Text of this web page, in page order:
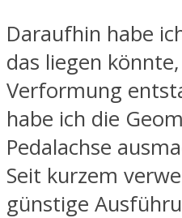
Daraufhin habe
das liegen
Verformung
habe ich die
Pedalachse
Seit kurzem
günstige